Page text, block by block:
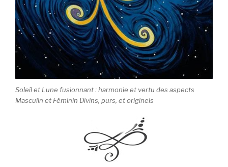
Soleil et Lune fusionnant : harmonie et vertu des aspects
Masculin et Féminin Divins, purs, et originels